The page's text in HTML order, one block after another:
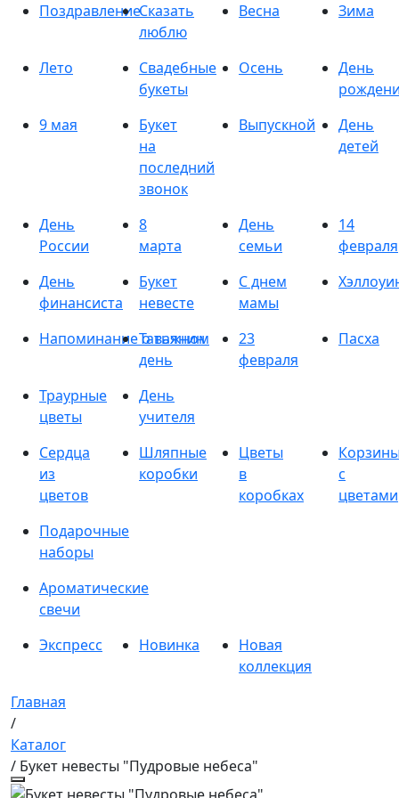
ПоздравлениеСказать
люблю
Весна Зима
Лето
Свадебные
букеты
Осень
День
9 мая
Букет
на
последний
звонок
Выпускной
День
детей
День
России
8
марта
День
семьи
14
февраля
День
финансиста
Букет
невесте
С днем
мамы
Напоминание о важном
Татьянин
день
23
февраля
Пасха
Траурные
цветы
День
учителя
Сердца
из
цветов
Шляпные
коробки
Цветы
в
коробках
с
цветами
Подарочные
наборы
Ароматические
свечи
Экспресс
Новинка
Новая
коллекция
Главная
/
Каталог
/ Букет невесты "Пудровые небеса"